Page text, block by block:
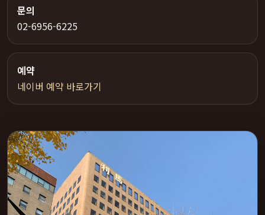
문의
02-6956-6225
예약
네이버 예약 바로가기